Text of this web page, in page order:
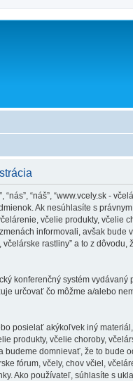
“náš”, “www.vcely.sk -
Ak nesúhlasíte s
včelie produkty, včelie
informovali, avšak bude
rastliny” a to z dôvodu,
konferenčný systém vydávaný
určovať čo môžme a/alebo
posielať akýkoľvek iný
produkty, včelie choroby,
domnievať, že to bude
fórum, včely, chov včiel,
Ako používateľ, súhlasíte s